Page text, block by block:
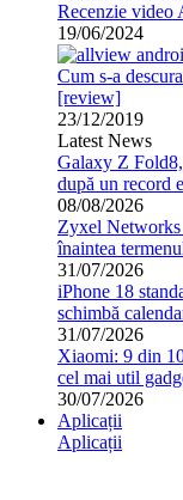
Recenzie
19/06/2024
Cum s-a
[review]
23/12/2019
Latest News
Galaxy Z
după un record
08/08/2026
Zyxel Networks
înaintea
31/07/2026
iPhone 18
schimbă
31/07/2026
Xiaomi: 9 din
cel mai util
30/07/2026
Aplicații
Aplicații